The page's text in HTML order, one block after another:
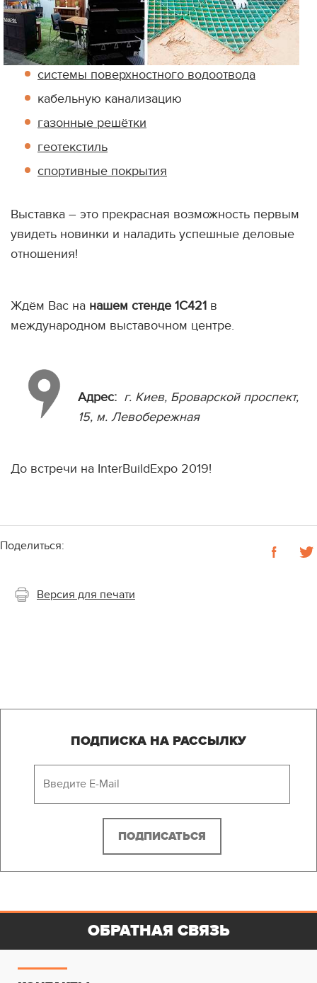
системы поверхностного водоотвода
кабельную канализацию
газонные решётки
геотекстиль
спортивные покрытия
Выставка – это прекрасная возможность первым
увидеть новинки и наладить успешные деловые
отношения!
Ждём Вас на нашем стенде 1C421 в
международном выставочном центре.
Адрес: г. Киев, Броварской проспект,
15, м. Левобережная
До встречи на InterBuildExpo 2019!
Поделиться:
Версия для печати
ПОДПИСКА НА РАССЫЛКУ
ОБРАТНАЯ СВЯЗЬ